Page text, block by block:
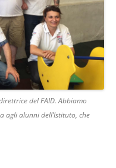
del FAID. Abbiamo
alunni dell’Istituto, che